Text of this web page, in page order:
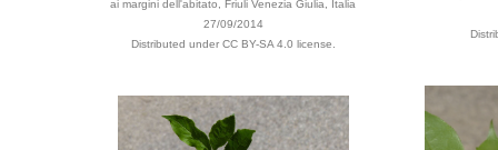
ai margini dell'abitato, Friuli Venezia Giulia, Italia
27/09/2014
Distributed under CC BY-SA 4.0 license.